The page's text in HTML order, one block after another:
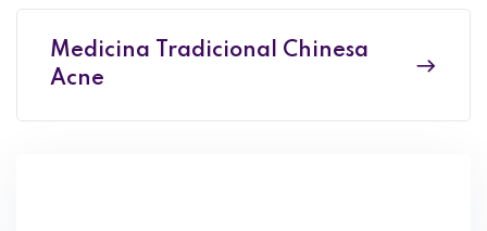
Medicina Tradicional Chinesa
Acne